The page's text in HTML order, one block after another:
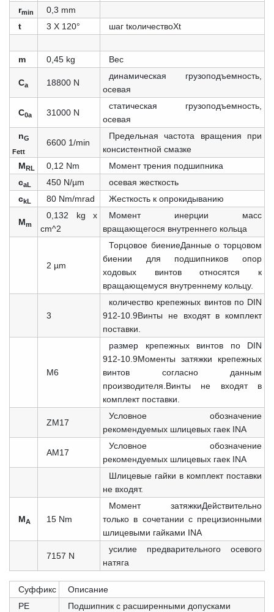
rmin
0,3 mm
t
3 X 120° шаг tколичествоXt
m 0,45 kg Вес
Ca 18800 N
динамическая грузоподъемность,
осевая
C0a 31000 N
статическая грузоподъемность,
осевая
nG
Fett
6600 1/min
Предельная частота вращения при
консистентной смазке
MRL 0,12 Nm
Момент трения подшипника
caL 450 N/µm
осевая жесткость
ckL 80 Nm/mrad Жесткость к опрокидыванию
Mm
0,132 kg x
cm^2
Момент инерции масс
вращающегося внутреннего кольца
2 µm
Торцовое биениеДанные о торцовом
биении для подшипников опор
ходовых винтов относятся к
вращающемуся внутреннему кольцу.
3
количество крепежных винтов по DIN
912-10.9Винты не входят в комплект
поставки.
M6
размер крепежных винтов по DIN
912-10.9Моменты затяжки крепежных
винтов согласно данным
производителя.Винты не входят в
комплект поставки.
ZM17
Условное обозначение
рекомендуемых шлицевых гаек INA
AM17
Условное обозначение
рекомендуемых шлицевых гаек INA
Шлицевые гайки в комплект поставки
не входят.
MA 15 Nm
Момент затяжкиДействительно
только в сочетании с прецизионными
шлицевыми гайками INA
7157 N
усилие предварительного осевого
натяга
Суффикс
Описание
PE
Подшипник с расширенными допусками